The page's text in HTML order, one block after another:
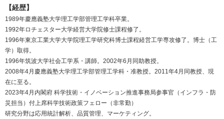
【経歴】
1989年慶應義塾大学理工学部管理工学科卒業。
1992年ロチェスター大学経営大学院修士課程修了。
1996年東京工業大学大学院理工学研究科博士課程経営工学専攻修了。博士（工
学）取得。
1996年筑波大学社会工学系・講師。2002年6月同助教授。
2008年4月慶應義塾大学理工学部管理工学科・准教授。2011年4月同教授、現
在に至る。
2023年4月内閣府 科学技術・イノベーション推進事務局参事官（インフラ・防
災担当）付上席科学技術政策フェロー（非常勤）
研究分野は応用統計解析、品質管理、マーケティング。